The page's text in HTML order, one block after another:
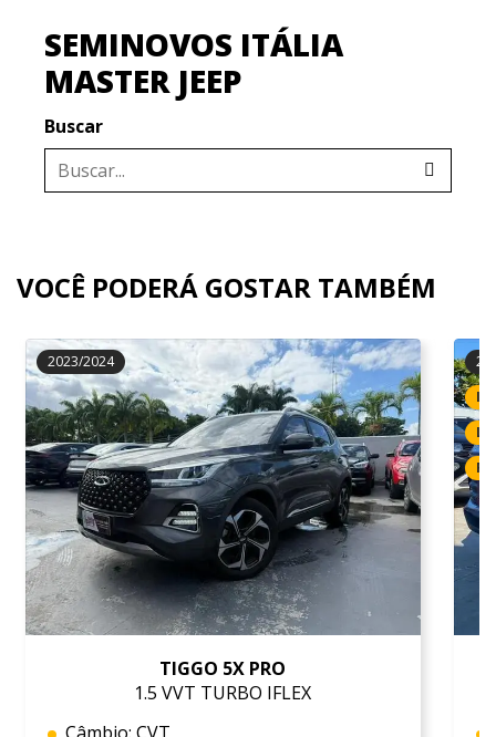
SEMINOVOS ITÁLIA
MASTER JEEP
Buscar
VOCÊ PODERÁ GOSTAR TAMBÉM
2023/2024
TIGGO 5X PRO
1.5 VVT TURBO IFLEX